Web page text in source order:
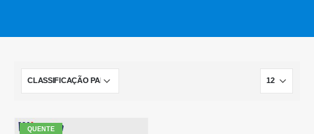
QUENTE